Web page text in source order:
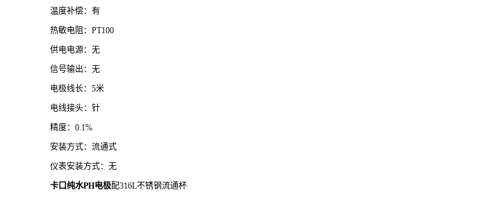
温度补偿：有
热敏电阻：PT100
供电电源：无
信号输出：无
电极线长：5米
电线接头：针
精度：0.1%
安装方式：流通式
仪表安装方式：无
卡口纯水PH电极配316L不锈钢流通杯